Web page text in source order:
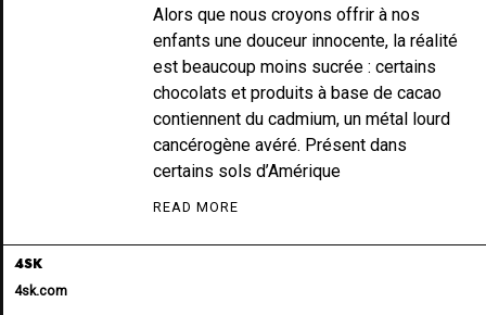
Alors que nous croyons offrir à nos
enfants une douceur innocente, la réalité
est beaucoup moins sucrée : certains
chocolats et produits à base de cacao
contiennent du cadmium, un métal lourd
cancérogène avéré. Présent dans
certains sols d’Amérique
READ MORE
4SK
4sk.com